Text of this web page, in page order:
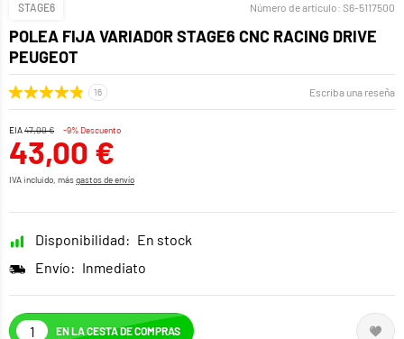
STAGE6 Número de artículo: S6-5117500
POLEA FIJA VARIADOR STAGE6 CNC RACING DRIVE
PEUGEOT
Escriba una reseña
EIA47,00 € -9% Descuento
43,00 €
IVA incluido, másgastos de envío
Disponibilidad: En stock
Envío: Inmediato
EN LA CESTA DE COMPRAS